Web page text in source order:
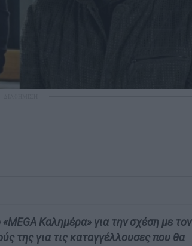
Καλημέρα» για την σχέση με τον
της για τις καταγγέλλουσες που θα